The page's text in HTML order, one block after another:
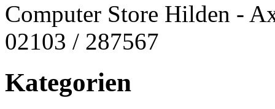
Computer Store Hilden -
02103 / 287567
Kategorien